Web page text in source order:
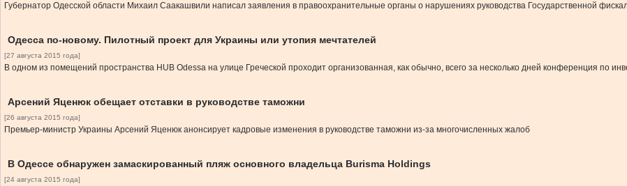
Губернатор Одесской области Михаил Саакашвили написал заявления в правоохранительные органы о нарушениях руководства Государственной
Одесса по-новому. Пилотный проект для Украины или утопия мечтателей
[27 августа 2015 года]
В одном из помещений пространства HUB Odessa на улице Греческой проходит организованная, как обычно, всего за несколько дней конференция по
Арсений Яценюк обещает отставки в руководстве таможни
[26 августа 2015 года]
Премьер-министр Украины Арсений Яценюк анонсирует кадровые изменения в руководстве таможни из-за многочисленных жалоб
В Одессе обнаружен замаскированный пляж основного владельца Burisma Holdings
[24 августа 2015 года]